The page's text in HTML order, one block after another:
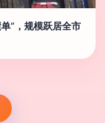
”，规模跃居全市